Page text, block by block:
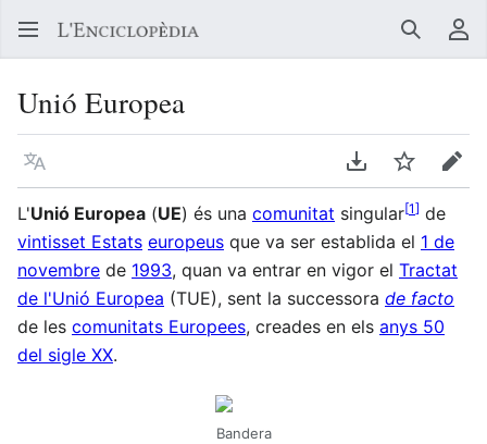
Buscar
Unió Europea
Llegir en un atre idioma Descarregar en
Vigilar
L'Unió Europea (UE) és una comunitat singular[1] de
vintisset Estats europeus que va ser establida el 1 de
novembre de 1993, quan va entrar en vigor el Tractat
de l'Unió Europea (TUE), sent la successora de facto
de les comunitats Europees, creades en els anys 50
del sigle XX.
Bandera